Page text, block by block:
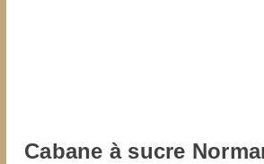
Cabane à sucre